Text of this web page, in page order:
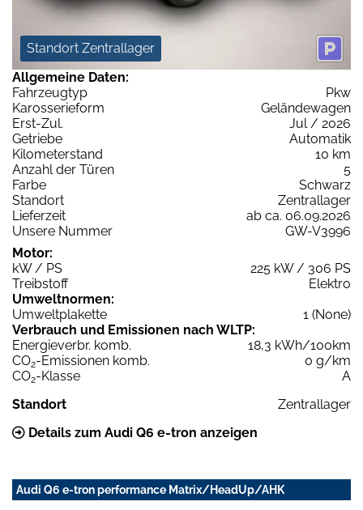
Standort Zentrallager
Allgemeine Daten:
Fahrzeugtyp
Pkw
Karosserieform
Geländewagen
Erst-Zul.
Jul / 2026
Getriebe
Automatik
Kilometerstand
10 km
Anzahl der Türen
5
Farbe
Schwarz
Standort
Zentrallager
Lieferzeit
ab ca. 06.09.2026
Unsere Nummer
GW-V3996
Motor:
kW / PS
225 kW / 306 PS
Treibstoff
Elektro
Umweltnormen:
Umweltplakette
1 (None)
Verbrauch und Emissionen nach WLTP:
Energieverbr. komb.
18,3 kWh/100km
CO2-Emissionen komb.
0 g/km
CO2-Klasse
A
Standort
Zentrallager
Details zum Audi Q6 e-tron anzeigen
Audi Q6 e-tron performance Matrix/HeadUp/AHK